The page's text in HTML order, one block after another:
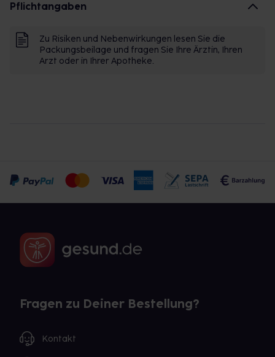
Pflichtangaben
Zu Risiken und Nebenwirkungen lesen Sie die
Packungsbeilage und fragen Sie Ihre Ärztin, Ihren
Arzt oder in Ihrer Apotheke.
Fragen zu Deiner Bestellung?
Kontakt